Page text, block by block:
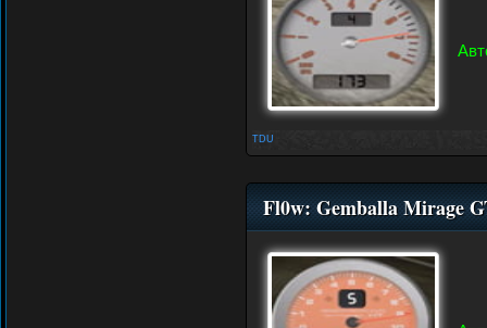
TDU
Fl0w: Gemballa Mirage